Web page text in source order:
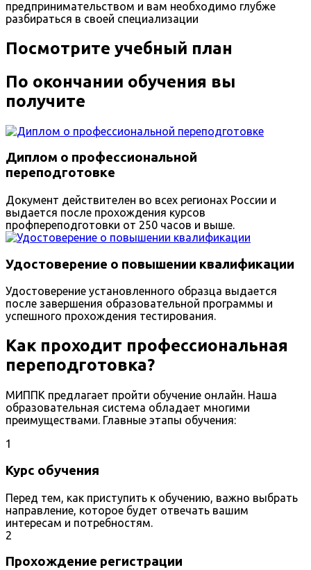
предпринимательством и вам необходимо глубже
разбираться в своей специализации
Посмотрите учебный план
По окончании обучения вы
получите
Диплом о профессиональной
переподготовке
Документ действителен во всех регионах России и
выдается после прохождения курсов
профпереподготовки от 250 часов и выше.
Удостоверение о повышении квалификации
Удостоверение установленного образца выдается
после завершения образовательной программы и
успешного прохождения тестирования.
Как проходит профессиональная
переподготовка?
МИППК предлагает пройти обучение онлайн. Наша
образовательная система обладает многими
преимуществами. Главные этапы обучения:
1
Курс обучения
Перед тем, как приступить к обучению, важно выбрать
направление, которое будет отвечать вашим
интересам и потребностям.
2
Прохождение регистрации